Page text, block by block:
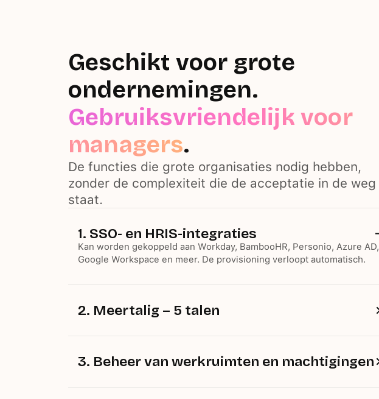
Geschikt voor grote
ondernemingen.
Gebruiksvriendelijk voor
managers.
De functies die grote organisaties nodig hebben,
zonder de complexiteit die de acceptatie in de weg
staat.
1. SSO- en HRIS-integraties
Kan worden gekoppeld aan Workday, BambooHR, Personio, Azure AD,
Google Workspace en meer. De provisioning verloopt automatisch.
2. Meertalig – 5 talen
3. Beheer van werkruimten en machtigingen